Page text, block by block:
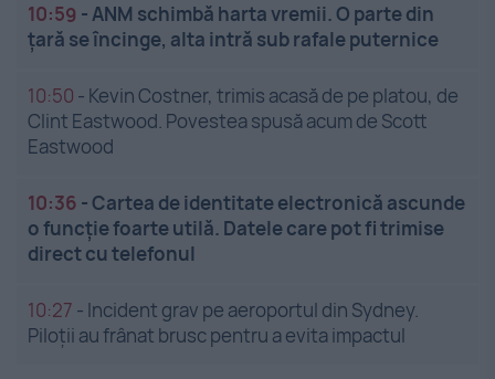
10:59 -ANM schimbă harta vremii. O parte din
țară se încinge, alta intră sub rafale puternice
10:50 - Kevin Costner, trimis acasă de pe platou, de
Clint Eastwood. Povestea spusă acum de Scott
Eastwood
10:36 -Cartea de identitate electronică ascunde
o funcție foarte utilă. Datele care pot fi trimise
direct cu telefonul
10:27 - Incident grav pe aeroportul din Sydney.
Piloții au frânat brusc pentru a evita impactul